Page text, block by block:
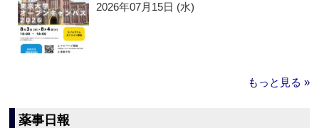
2026年07月15日 (水)
もっと見る »
薬事日報